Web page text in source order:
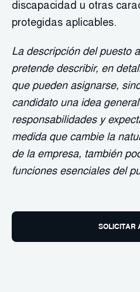
discapacidad u otras
protegidas aplicables.
La descripción del puesto
pretende describir, en
que pueden asignarse,
candidato una idea
responsabilidades y
medida que cambie la
de la empresa, también
funciones esenciales del
SOLICITAR